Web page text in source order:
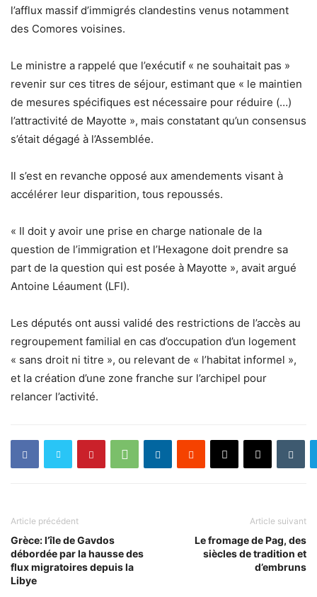
l’afflux massif d’immigrés clandestins venus notamment
des Comores voisines.
Le ministre a rappelé que l’exécutif « ne souhaitait pas »
revenir sur ces titres de séjour, estimant que « le maintien
de mesures spécifiques est nécessaire pour réduire (…)
l’attractivité de Mayotte », mais constatant qu’un consensus
s’était dégagé à l’Assemblée.
Il s’est en revanche opposé aux amendements visant à
accélérer leur disparition, tous repoussés.
« Il doit y avoir une prise en charge nationale de la
question de l’immigration et l’Hexagone doit prendre sa
part de la question qui est posée à Mayotte », avait argué
Antoine Léaument (LFI).
Les députés ont aussi validé des restrictions de l’accès au
regroupement familial en cas d’occupation d’un logement
« sans droit ni titre », ou relevant de « l’habitat informel »,
et la création d’une zone franche sur l’archipel pour
relancer l’activité.
Article précédent
Grèce: l’île de Gavdos
débordée par la hausse des
flux migratoires depuis la
Libye
Article suivant
Le fromage de Pag, des
siècles de tradition et
d’embruns